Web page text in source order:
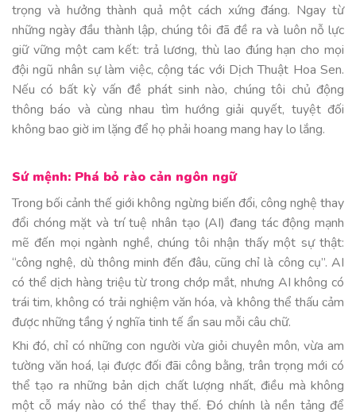
trọng và hưởng thành quả một cách xứng đáng. Ngay từ
những ngày đầu thành lập, chúng tôi đã đề ra và luôn nỗ lực
giữ vững một cam kết: trả lương, thù lao đúng hạn cho mọi
đội ngũ nhân sự làm việc, cộng tác với Dịch Thuật Hoa Sen.
Nếu có bất kỳ vấn đề phát sinh nào, chúng tôi chủ động
thông báo và cùng nhau tìm hướng giải quyết, tuyệt đối
không bao giờ im lặng để họ phải hoang mang hay lo lắng.
Sứ mệnh: Phá bỏ rào cản ngôn ngữ
Trong bối cảnh thế giới không ngừng biến đổi, công nghệ thay
đổi chóng mặt và trí tuệ nhân tạo (AI) đang tác động mạnh
mẽ đến mọi ngành nghề, chúng tôi nhận thấy một sự thật:
“công nghệ, dù thông minh đến đâu, cũng chỉ là công cụ”. AI
có thể dịch hàng triệu từ trong chớp mắt, nhưng AI không có
trái tim, không có trải nghiệm văn hóa, và không thể thấu cảm
được những tầng ý nghĩa tinh tế ẩn sau mỗi câu chữ.
Khi đó, chỉ có những con người vừa giỏi chuyên môn, vừa am
tường văn hoá, lại được đối đãi công bằng, trân trọng mới có
thể tạo ra những bản dịch chất lượng nhất, điều mà không
một cỗ máy nào có thể thay thế. Đó chính là nền tảng để